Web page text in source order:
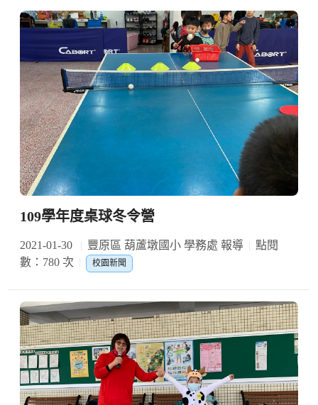
109學年度桌球冬令營
2021-01-30 豐原區 葫蘆墩國小 學務處 報導
點閱
數：780 次
校園新聞